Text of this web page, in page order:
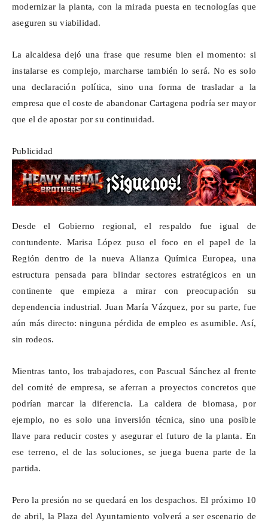
modernizar la planta, con la mirada puesta en tecnologías que
aseguren su viabilidad.
La alcaldesa dejó una frase que resume bien el momento: si
instalarse es complejo, marcharse también lo será. No es solo
una declaración política, sino una forma de trasladar a la
empresa que el coste de abandonar Cartagena podría ser mayor
que el de apostar por su continuidad.
Publicidad
Desde el Gobierno regional, el respaldo fue igual de
contundente. Marisa López puso el foco en el papel de la
Región dentro de la nueva Alianza Química Europea, una
estructura pensada para blindar sectores estratégicos en un
continente que empieza a mirar con preocupación su
dependencia industrial. Juan María Vázquez, por su parte, fue
aún más directo: ninguna pérdida de empleo es asumible. Así,
sin rodeos.
Mientras tanto, los trabajadores, con Pascual Sánchez al frente
del comité de empresa, se aferran a proyectos concretos que
podrían marcar la diferencia. La caldera de biomasa, por
ejemplo, no es solo una inversión técnica, sino una posible
llave para reducir costes y asegurar el futuro de la planta. En
ese terreno, el de las soluciones, se juega buena parte de la
partida.
Pero la presión no se quedará en los despachos. El próximo 10
de abril, la Plaza del Ayuntamiento volverá a ser escenario de